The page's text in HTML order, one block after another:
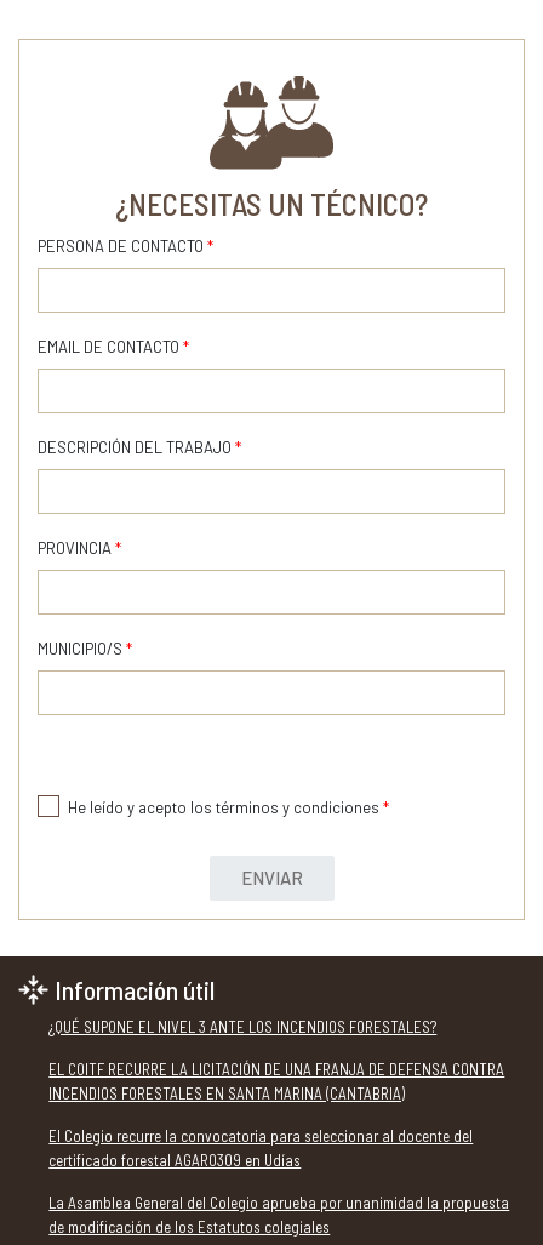
¿NECESITAS UN TÉCNICO?
PERSONA DE CONTACTO *
EMAIL DE CONTACTO *
DESCRIPCIÓN DEL TRABAJO *
PROVINCIA *
MUNICIPIO/S *
He leído y acepto los términos y condiciones *
ENVIAR
Información útil
¿QUÉ SUPONE EL NIVEL 3 ANTE LOS INCENDIOS FORESTALES?
EL COITF RECURRE LA LICITACIÓN DE UNA FRANJA DE DEFENSA CONTRA
INCENDIOS FORESTALES EN SANTA MARINA (CANTABRIA)
El Colegio recurre la convocatoria para seleccionar al docente del
certificado forestal AGAR0309 en Udías
La Asamblea General del Colegio aprueba por unanimidad la propuesta
de modificación de los Estatutos colegiales